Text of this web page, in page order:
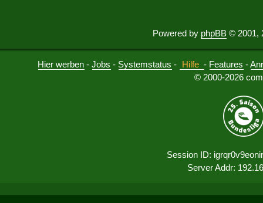
Powered by phpBB © 2001,
Hier werben -Jobs - Systemstatus - Hilfe - Features -
© 2000-2026
Session ID:
Server Addr: